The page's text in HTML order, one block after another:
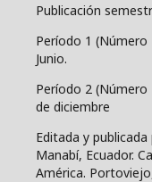
Publicación
Período 1 (Número
Junio.
Período 2 (Número
de diciembre
Editada y
Manabí, Ecuador.
América.